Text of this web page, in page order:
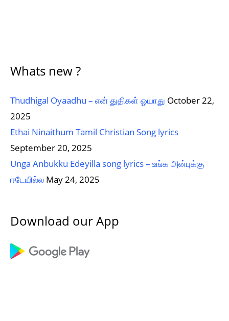
Whats new ?
Thudhigal Oyaadhu – என் துதிகள் ஓயாது October 22,
2025
Ethai Ninaithum Tamil Christian Song lyrics
September 20, 2025
Unga Anbukku Edeyilla song lyrics – உங்க அன்புக்கு
ஈடேயில்ல May 24, 2025
Download our App